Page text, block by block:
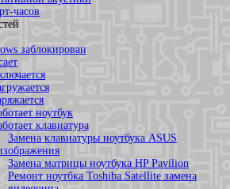
часов
заблокирован
ноутбук
клавиатура
Замена клавиатуры ноутбука ASUS
Замена матрицы ноутбука HP Pavilion
Ремонт ноутбка Toshiba Satellite замена